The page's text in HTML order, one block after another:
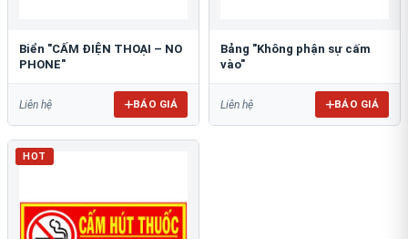
Biển "CẤM ĐIỆN THOẠI – NO
PHONE"
Liên hệ BÁO GIÁ
Bảng "Không phận sự cấm
vào"
Liên hệ BÁO GIÁ
HOT